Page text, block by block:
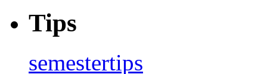
Tips
semestertips